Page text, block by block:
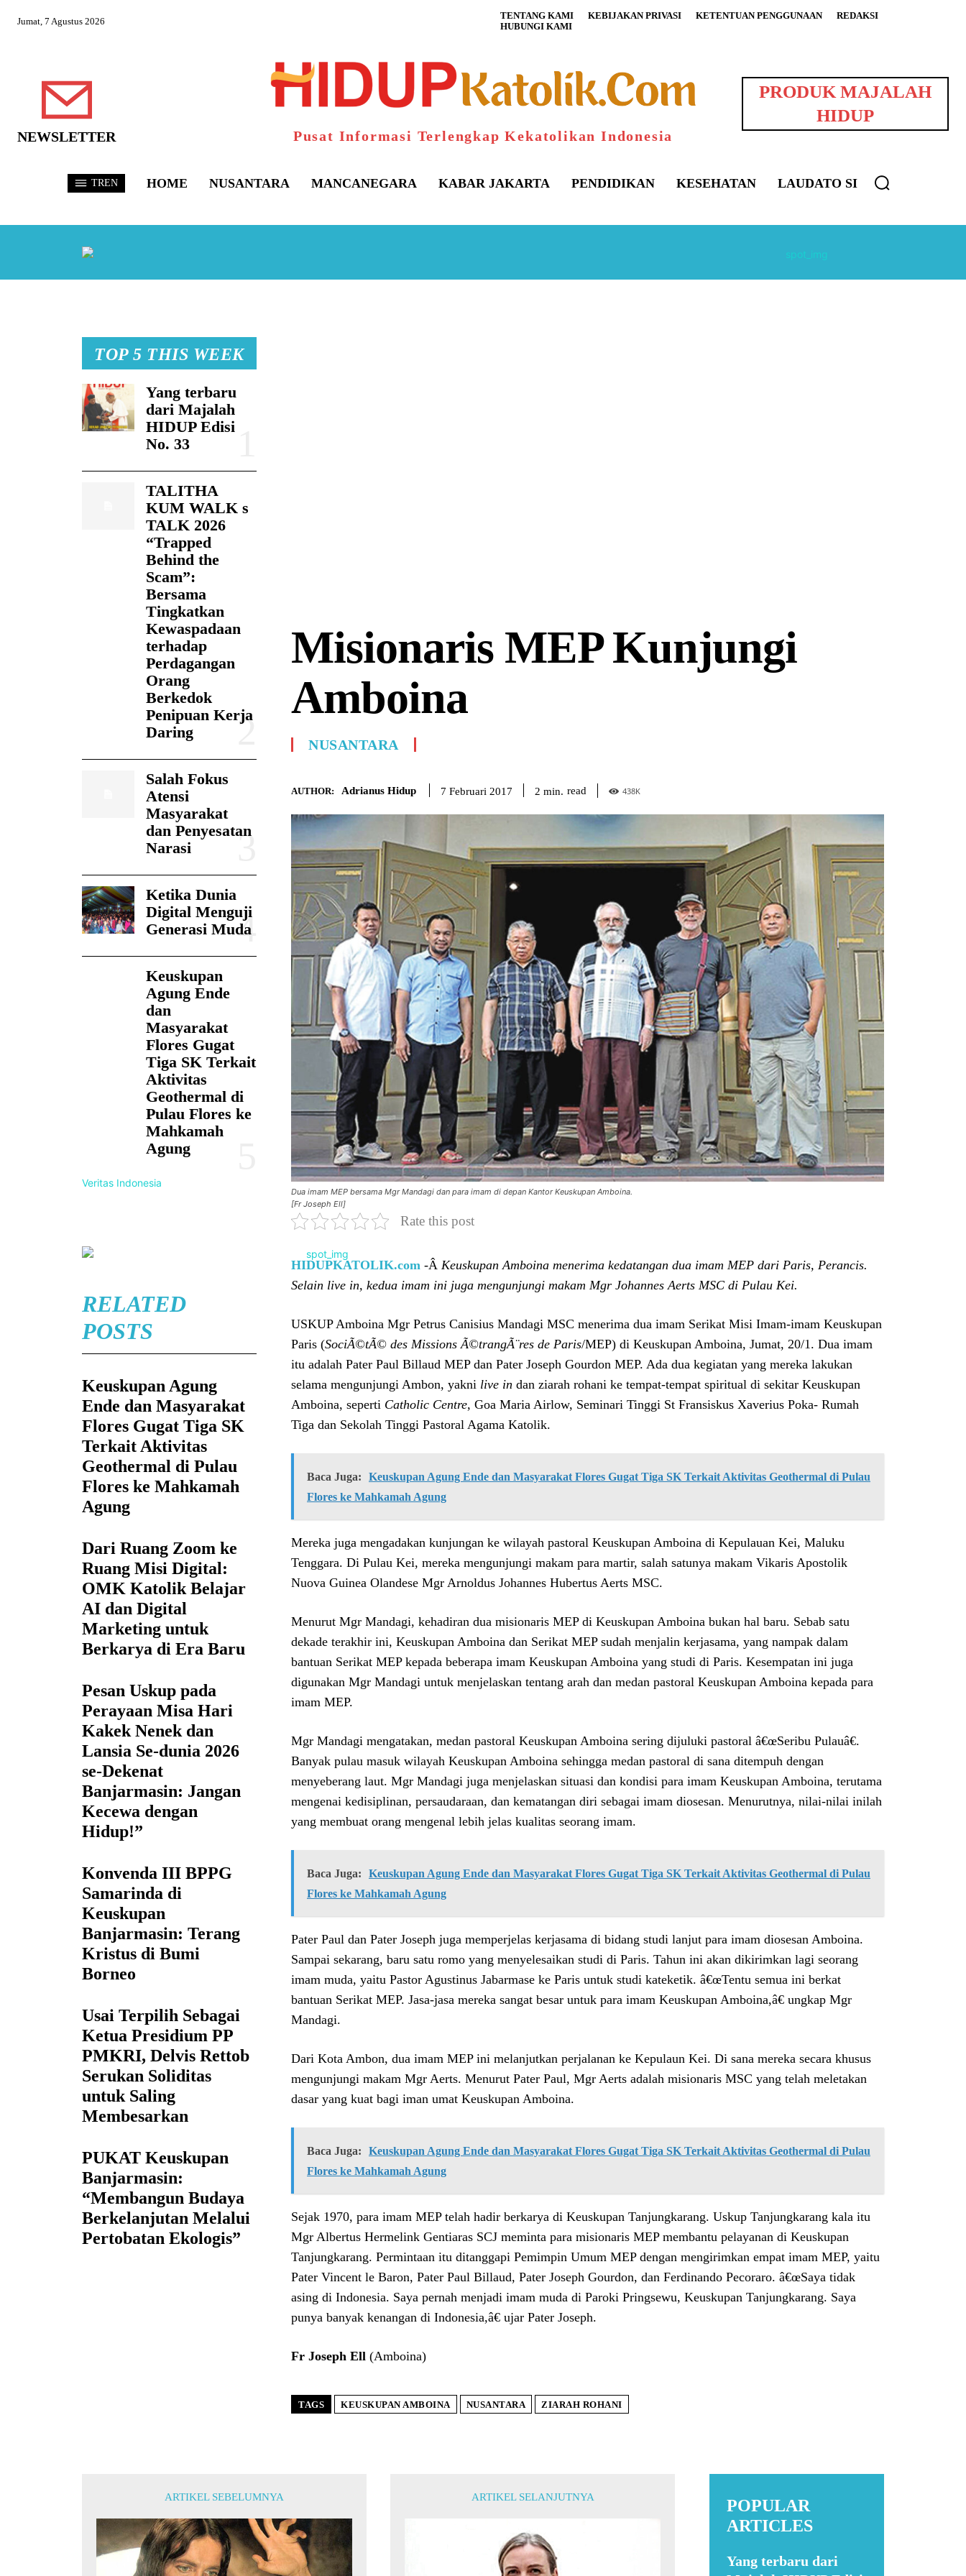
Jumat, 7 Agustus 2026 TENTANG KAMI KEBIJAKAN PRIVASI KETENTUAN PENGGUNAAN
REDAKSI
HUBUNGI KAMI
NEWSLETTER Pusat Informasi Terlengkap Kekatolikan Indonesia
PRODUK MAJALAH
HIDUP
TREN HOME NUSANTARA MANCANEGARA KABAR JAKARTA PENDIDIKAN KESEHATAN LAUDATO SI
TOP 5 THIS WEEK
Yang terbaru
dari Majalah
HIDUP Edisi
No. 33
TALITHA
KUM WALK s
TALK 2026
“Trapped
Behind the
Scam”:
Bersama
Tingkatkan
Kewaspadaan
terhadap
Perdagangan
Orang
Berkedok
Penipuan Kerja
Daring
Salah Fokus
Atensi
Masyarakat
dan Penyesatan
Narasi
Ketika Dunia
Digital Menguji
Generasi Muda
Keuskupan
Agung Ende
dan
Masyarakat
Flores Gugat
Tiga SK Terkait
Aktivitas
Geothermal di
Pulau Flores ke
Mahkamah
Agung
Veritas Indonesia
RELATED
POSTS
Keuskupan Agung
Ende dan Masyarakat
Flores Gugat Tiga SK
Terkait Aktivitas
Geothermal di Pulau
Flores ke Mahkamah
Agung
Dari Ruang Zoom ke
Ruang Misi Digital:
OMK Katolik Belajar
AI dan Digital
Marketing untuk
Berkarya di Era Baru
Pesan Uskup pada
Perayaan Misa Hari
Kakek Nenek dan
Lansia Se-dunia 2026
se-Dekenat
Banjarmasin: Jangan
Kecewa dengan
Hidup!”
Konvenda III BPPG
Samarinda di
Keuskupan
Banjarmasin: Terang
Kristus di Bumi
Borneo
Usai Terpilih Sebagai
Ketua Presidium PP
PMKRI, Delvis Rettob
Serukan Soliditas
untuk Saling
Membesarkan
PUKAT Keuskupan
Banjarmasin:
“Membangun Budaya
Berkelanjutan Melalui
Pertobatan Ekologis”
Misionaris MEP Kunjungi
Amboina
NUSANTARA
AUTHOR: Adrianus Hidup 7 Februari 2017 2 min. read 438K
Dua imam MEP bersama Mgr Mandagi dan para imam di depan Kantor Keuskupan Amboina.
[Fr Joseph Ell]
Rate this post
HIDUPKATOLIK.com -Â Keuskupan Amboina menerima kedatangan dua imam MEP dari Paris, Perancis.
Selain live in, kedua imam ini juga mengunjungi makam Mgr Johannes Aerts MSC di Pulau Kei.
USKUP Amboina Mgr Petrus Canisius Mandagi MSC menerima dua imam Serikat Misi Imam-imam Keuskupan
Paris (SociÃ©tÃ© des Missions Ã©trangÃ¨res de Paris/MEP) di Keuskupan Amboina, Jumat, 20/1. Dua imam
itu adalah Pater Paul Billaud MEP dan Pater Joseph Gourdon MEP. Ada dua kegiatan yang mereka lakukan
selama mengunjungi Ambon, yakni live in dan ziarah rohani ke tempat-tempat spiritual di sekitar Keuskupan
Amboina, seperti Catholic Centre, Goa Maria Airlow, Seminari Tinggi St Fransiskus Xaverius Poka- Rumah
Tiga dan Sekolah Tinggi Pastoral Agama Katolik.
Baca Juga:
Keuskupan Agung Ende dan Masyarakat Flores Gugat Tiga SK Terkait Aktivitas Geothermal di Pulau
Flores ke Mahkamah Agung
Mereka juga mengadakan kunjungan ke wilayah pastoral Keuskupan Amboina di Kepulauan Kei, Maluku
Tenggara. Di Pulau Kei, mereka mengunjungi makam para martir, salah satunya makam Vikaris Apostolik
Nuova Guinea Olandese Mgr Arnoldus Johannes Hubertus Aerts MSC.
Menurut Mgr Mandagi, kehadiran dua misionaris MEP di Keuskupan Amboina bukan hal baru. Sebab satu
dekade terakhir ini, Keuskupan Amboina dan Serikat MEP sudah menjalin kerjasama, yang nampak dalam
bantuan Serikat MEP kepada beberapa imam Keuskupan Amboina yang studi di Paris. Kesempatan ini juga
digunakan Mgr Mandagi untuk menjelaskan tentang arah dan medan pastoral Keuskupan Amboina kepada para
imam MEP.
Mgr Mandagi mengatakan, medan pastoral Keuskupan Amboina sering dijuluki pastoral â€œSeribu Pulauâ€.
Banyak pulau masuk wilayah Keuskupan Amboina sehingga medan pastoral di sana ditempuh dengan
menyeberang laut. Mgr Mandagi juga menjelaskan situasi dan kondisi para imam Keuskupan Amboina, terutama
mengenai kedisiplinan, persaudaraan, dan kematangan diri sebagai imam diosesan. Menurutnya, nilai-nilai inilah
yang membuat orang mengenal lebih jelas kualitas seorang imam.
Baca Juga:
Keuskupan Agung Ende dan Masyarakat Flores Gugat Tiga SK Terkait Aktivitas Geothermal di Pulau
Flores ke Mahkamah Agung
Pater Paul dan Pater Joseph juga memperjelas kerjasama di bidang studi lanjut para imam diosesan Amboina.
Sampai sekarang, baru satu romo yang menyelesaikan studi di Paris. Tahun ini akan dikirimkan lagi seorang
imam muda, yaitu Pastor Agustinus Jabarmase ke Paris untuk studi kateketik. â€œTentu semua ini berkat
bantuan Serikat MEP. Jasa-jasa mereka sangat besar untuk para imam Keuskupan Amboina,â€ ungkap Mgr
Mandagi.
Dari Kota Ambon, dua imam MEP ini melanjutkan perjalanan ke Kepulaun Kei. Di sana mereka secara khusus
mengunjungi makam Mgr Aerts. Menurut Pater Paul, Mgr Aerts adalah misionaris MSC yang telah meletakan
dasar yang kuat bagi iman umat Keuskupan Amboina.
Baca Juga:
Keuskupan Agung Ende dan Masyarakat Flores Gugat Tiga SK Terkait Aktivitas Geothermal di Pulau
Flores ke Mahkamah Agung
Sejak 1970, para imam MEP telah hadir berkarya di Keuskupan Tanjungkarang. Uskup Tanjungkarang kala itu
Mgr Albertus Hermelink Gentiaras SCJ meminta para misionaris MEP membantu pelayanan di Keuskupan
Tanjungkarang. Permintaan itu ditanggapi Pemimpin Umum MEP dengan mengirimkan empat imam MEP, yaitu
Pater Vincent le Baron, Pater Paul Billaud, Pater Joseph Gourdon, dan Ferdinando Pecoraro. â€œSaya tidak
asing di Indonesia. Saya pernah menjadi imam muda di Paroki Pringsewu, Keuskupan Tanjungkarang. Saya
punya banyak kenangan di Indonesia,â€ ujar Pater Joseph.
Fr Joseph Ell (Amboina)
TAGS KEUSKUPAN AMBOINA NUSANTARA ZIARAH ROHANI
ARTIKEL SEBELUMNYA ARTIKEL SELANJUTNYA
POPULAR
ARTICLES
Yang terbaru dari